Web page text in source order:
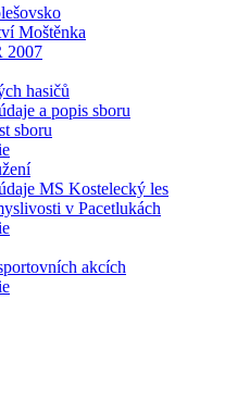
Moštěnka
2007
hasičů
a popis sboru
sboru
MS Kostelecký les
v Pacetlukách
akcích